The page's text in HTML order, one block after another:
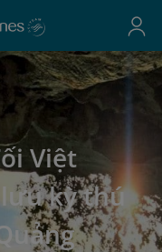
Việt
kỳ thú